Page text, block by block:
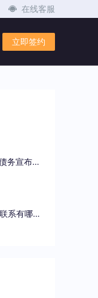
在线客服
立即签约
贵州遵义最大城投逾155亿元债务宣布重组
银行汇票和银行本票的区别和联系有哪些（一文读懂支票、本票和汇票的区别）